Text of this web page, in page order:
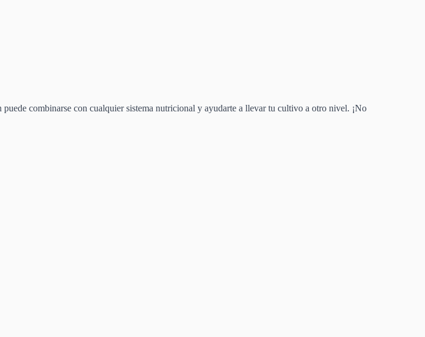
combinarse con cualquier sistema nutricional y ayudarte a llevar tu cultivo a otro nivel. ¡No